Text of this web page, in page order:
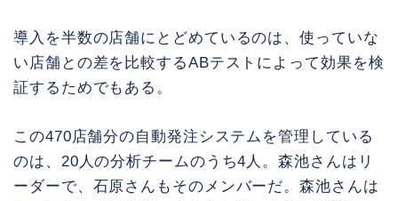
導入を半数の店舗にとどめているのは、使っていな
い店舗との差を比較するABテストによって効果を検
証するためでもある。
この470店舗分の自動発注システムを管理している
のは、20人の分析チームのうち4人。森池さんはリ
ーダーで、石原さんもそのメンバーだ。森池さんは